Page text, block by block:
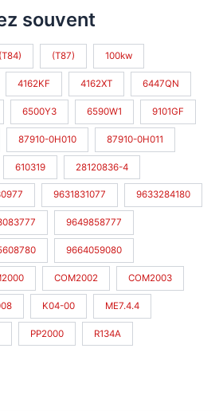
souvent
(T84) (T87) 100kw
4162KF 4162XT 6447QN
6500Y3 6590W1 9101GF
87910-0H010 87910-0H011
610319 28120836-4
9631831077 9633284180
9649858777
9664059080
COM2002 COM2003
K04-00 ME7.4.4
PP2000 R134A